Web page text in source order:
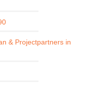
& Projectpartners in